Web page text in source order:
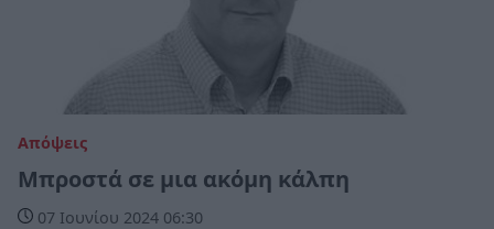
Απόψεις
Μπροστά σε μια ακόμη κάλπη
07 Ιουνίου 2024 06:30